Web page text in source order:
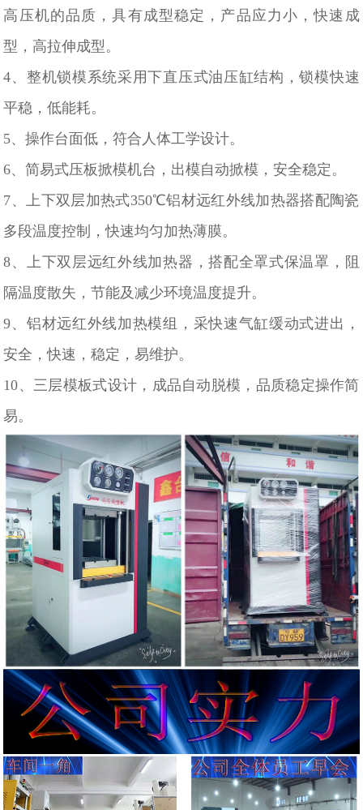
高压机的品质，具有成型稳定，产品应力小，快速成
型，高拉伸成型。
4、整机锁模系统采用下直压式油压缸结构，锁模快速
平稳，低能耗。
5、操作台面低，符合人体工学设计。
6、简易式压板掀模机台，出模自动掀模，安全稳定。
7、上下双层加热式350℃铝材远红外线加热器搭配陶瓷
多段温度控制，快速均匀加热薄膜。
8、上下双层远红外线加热器，搭配全罩式保温罩，阻
隔温度散失，节能及减少环境温度提升。
9、铝材远红外线加热模组，采快速气缸缓动式进出，
安全，快速，稳定，易维护。
10、三层模板式设计，成品自动脱模，品质稳定操作简
易。